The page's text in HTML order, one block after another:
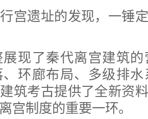
遗址的发现，一锤定
了秦代离宫建筑的
环廊布局、多级排
筑考古提供了全新资
宫制度的重要一环。